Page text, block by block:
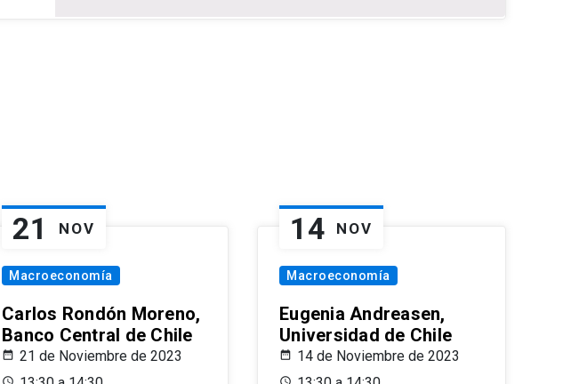
21 NOV
Macroeconomía
Carlos Rondón Moreno,
Banco Central de Chile
21 de Noviembre de 2023
14 NOV
Macroeconomía
Eugenia Andreasen,
Universidad de Chile
14 de Noviembre de 2023